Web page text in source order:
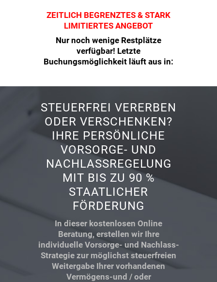
ZEITLICH BEGRENZTES & STARK
LIMITIERTES ANGEBOT
Nur noch wenige Restplätze
verfügbar! Letzte
Buchungsmöglichkeit läuft aus in:
STEUERFREI VERERBEN
ODER VERSCHENKEN?
IHRE PERSÖNLICHE
VORSORGE- UND
NACHLASSREGELUNG
MIT BIS ZU 90 %
STAATLICHER
FÖRDERUNG
In dieser kostenlosen Online
Beratung, erstellen wir Ihre
individuelle Vorsorge- und Nachlass-
Strategie zur möglichst steuerfreien
Weitergabe Ihrer vorhandenen
Vermögens-und / oder